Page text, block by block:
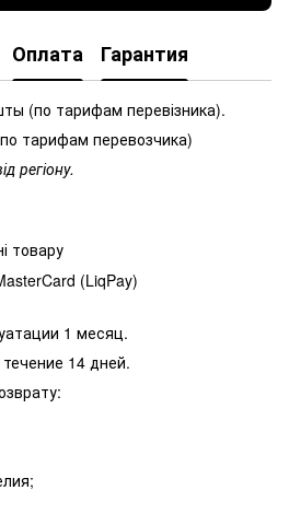
Оплата Гарантия
(по тарифам перевізника).
тарифам перевозчика)
регіону.
товару
(LiqPay)
1 месяц.
14 дней.